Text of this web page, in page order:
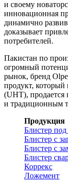
и своему
инновационная
динамично
доказывает
потребителей.
Пакистан по
огромный
рынок, бренд
продукт, который
(UHT),
и традиционным
Продукция
Блистер
Блистер с
Блистер с
Блистер
Коррекс
Ложемент